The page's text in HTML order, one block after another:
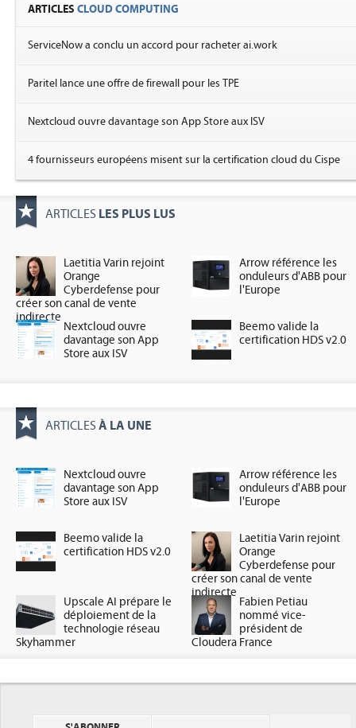
ARTICLES CLOUD COMPUTING
ServiceNow a conclu un accord pour racheter ai.work
Paritel lance une offre de firewall pour les TPE
Nextcloud ouvre davantage son App Store aux ISV
4 fournisseurs européens misent sur la certification cloud du Cispe
ARTICLES LES PLUS LUS
Laetitia Varin rejoint
Orange
Cyberdefense pour
créer son canal de vente
indirecte
Arrow référence les
onduleurs d'ABB pour
l'Europe
Nextcloud ouvre
davantage son App
Store aux ISV
Beemo valide la
certification HDS v2.0
ARTICLES À LA UNE
Nextcloud ouvre
davantage son App
Store aux ISV
Arrow référence les
onduleurs d'ABB pour
l'Europe
Beemo valide la
certification HDS v2.0
Laetitia Varin rejoint
Orange
Cyberdefense pour
créer son canal de vente
indirecte
Upscale AI prépare le
déploiement de la
technologie réseau
Skyhammer
Fabien Petiau
nommé vice-
président de
Cloudera France